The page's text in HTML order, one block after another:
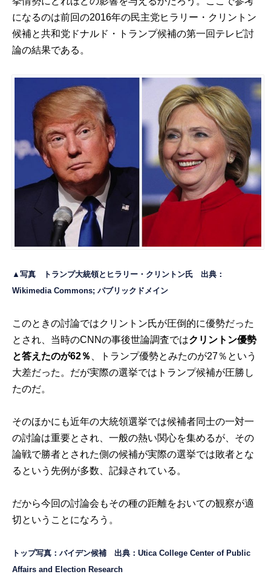
になるのは前回の2016年の民主党ヒラリー・クリントン
候補と共和党ドナルド・トランプ候補の第一回テレビ討
論の結果である。
▲写真 トランプ大統領とヒラリー・クリントン氏 出典：
Wikimedia Commons; パブリックドメイン
このときの討論ではクリントン氏が圧倒的に優勢だった
とされ、当時のCNNの事後世論調査ではクリントン優勢
と答えたのが62％
、トランプ優勢とみたのが27％という
大差だった。だが実際の選挙ではトランプ候補が圧勝し
たのだ。
そのほかにも近年の大統領選挙では候補者同士の一対一
の討論は重要とされ、一般の熱い関心を集めるが、その
論戦で勝者とされた側の候補が実際の選挙では敗者とな
るという先例が多数、記録されている。
だから今回の討論会もその種の距離をおいての観察が適
切ということになろう。
トップ写真：バイデン候補 出典：Utica College Center of Public
Affairs and Election Research